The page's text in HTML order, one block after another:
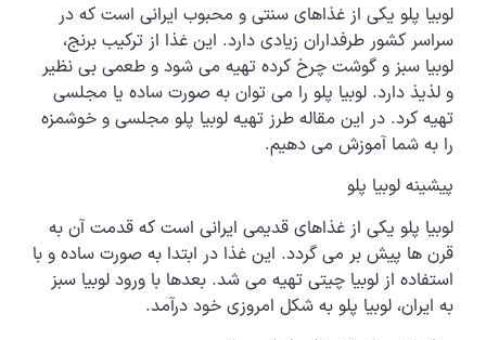
لوبیا پلو یکی از غذاهای سنتی و محبوب ایرانی است که در
سراسر کشور طرفداران زیادی دارد. این غذا از ترکیب برنج،
لوبیا سبز و گوشت چرخ کرده تهیه می شود و طعمی بی نظیر
و لذیذ دارد. لوبیا پلو را می توان به صورت ساده یا مجلسی
تهیه کرد. در این مقاله طرز تهیه لوبیا پلو مجلسی و خوشمزه
را به شما آموزش می دهیم.
پیشینه لوبیا پلو
لوبیا پلو یکی از غذاهای قدیمی ایرانی است که قدمت آن به
قرن ها پیش بر می گردد. این غذا در ابتدا به صورت ساده و با
استفاده از لوبیا چیتی تهیه می شد. بعدها با ورود لوبیا سبز
به ایران، لوبیا پلو به شکل امروزی خود درآمد.